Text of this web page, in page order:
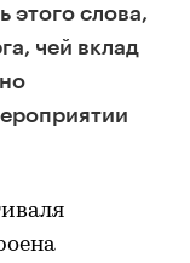
слова,
чей вклад